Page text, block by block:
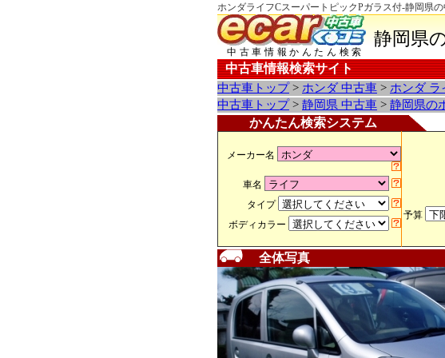
ホンダライフCスーパートピックPガラス付-静岡県
中古車情報かんたん検索
静岡県
中古車情報検索サイト
中古車トップ> ホンダ 中古車 > ホンダ ラ
中古車トップ> 静岡県 中古車 > 静岡県の
かんたん検索システム
メーカー名
車名
タイプ
ボディカラー
予算
全体写真